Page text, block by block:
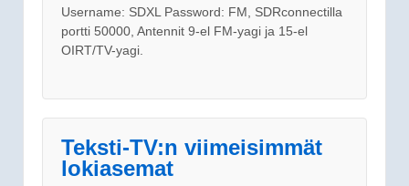
Username: SDXL Password: FM, SDRconnectilla
portti 50000, Antennit 9-el FM-yagi ja 15-el
OIRT/TV-yagi.
Teksti-TV:n viimeisimmät
lokiasemat